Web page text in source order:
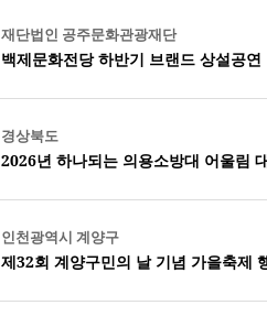
재단법인 공주문화관광재단
백제문화전당 하반기 브랜드 상설공
경상북도
2026년 하나되는 의용소방대 어울림
인천광역시 계양구
제32회 계양구민의 날 기념 가을축제